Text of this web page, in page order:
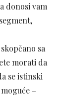
donosi vam
sa
morati da
se istinski
–